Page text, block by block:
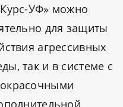
УФ» можно
для защиты
агрессивных
так и в системе с